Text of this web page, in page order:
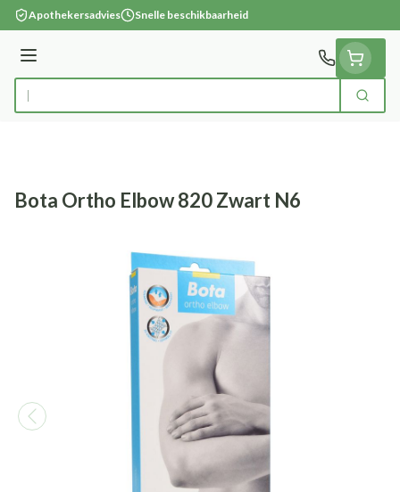
Ga naar de inhoud
Apothekersadvies Snelle beschikbaarheid
Menu
Product, merk, categorie... Zoek
Bota Ortho Elbow 820 Zwart N6